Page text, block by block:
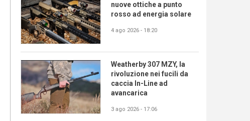
nuove ottiche a punto
rosso ad energia solare
4 ago 2026 - 18:20
Weatherby 307 MZY, la
rivoluzione nei fucili da
caccia In-Line ad
avancarica
3 ago 2026 - 17:06